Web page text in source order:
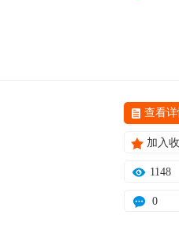
查看
加入
1148
0